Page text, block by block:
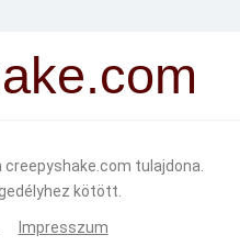
tulajdona.
kötött.
Impresszum